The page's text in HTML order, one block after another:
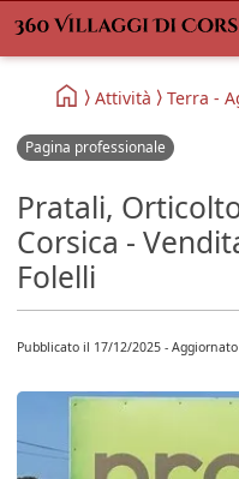
Attività Terra -
Pagina professionale
Pratali,
Corsica -
Folelli
Pubblicato il 17/12/2025 -